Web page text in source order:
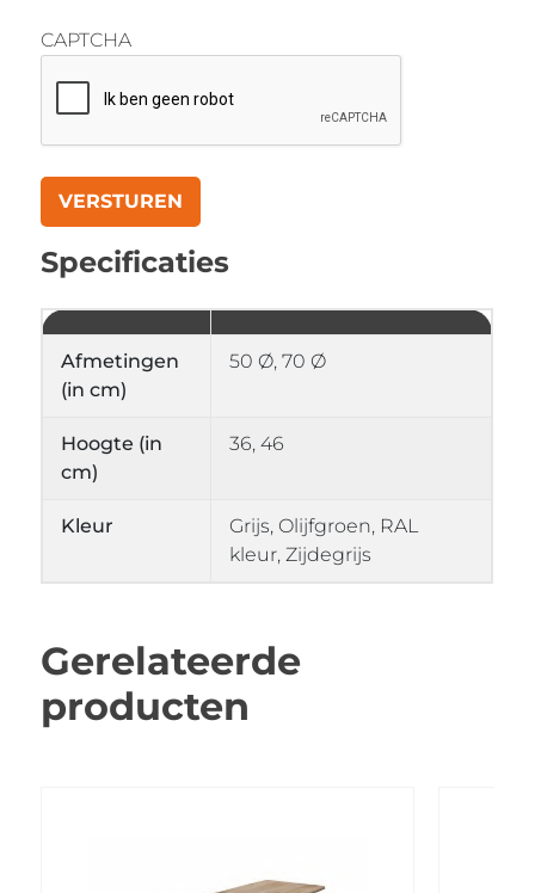
CAPTCHA
Specificaties
Afmetingen
(in cm)
50 Ø, 70 Ø
Hoogte (in
cm)
36, 46
Kleur
Grijs, Olijfgroen, RAL
kleur, Zijdegrijs
Gerelateerde
producten